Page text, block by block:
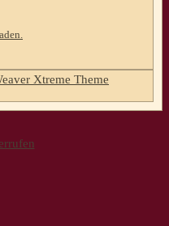
Xtreme Theme